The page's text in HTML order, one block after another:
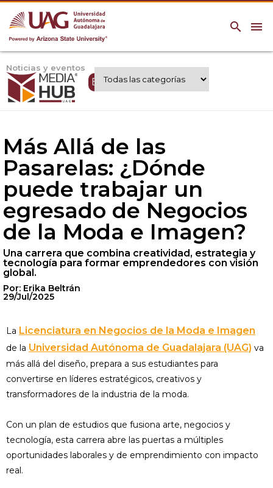
menu
search
Noticias y eventos
Expertos UAG
Más Allá de las
Pasarelas: ¿Dónde
puede trabajar un
egresado de Negocios
de la Moda e Imagen?
Una carrera que combina creatividad, estrategia y
tecnología para formar emprendedores con visión
global.
Por: Erika Beltrán
29/Jul/2025
La Licenciatura en Negocios de la Moda e Imagen
de la Universidad Autónoma de Guadalajara (UAG) va
más allá del diseño, prepara a sus estudiantes para
convertirse en líderes estratégicos, creativos y
transformadores de la industria de la moda.
Con un plan de estudios que fusiona arte, negocios y
tecnología, esta carrera abre las puertas a múltiples
oportunidades laborales y de emprendimiento con impacto
real.